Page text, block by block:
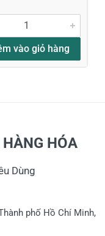
vào giỏ hàng
HÓA
Dùng
phố Hồ Chí Minh,